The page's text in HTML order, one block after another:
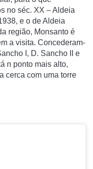
no séc. XX – Aldeia
e o de Aldeia
região, Monsanto é
a visita. Concederam-
I, D. Sancho II e
n ponto mais alto,
cerca com uma torre